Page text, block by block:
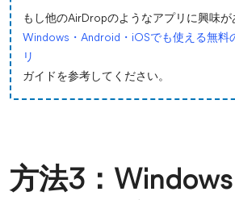
もし他のAirDropのようなアプリに興味が
Windows・Android・iOSでも使える無料
リ
ガイドを参考してください。
方法3：